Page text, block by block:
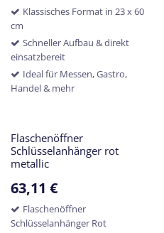
Klassisches Format in 23 x 60
cm
Schneller Aufbau & direkt
einsatzbereit
Ideal für Messen, Gastro,
Handel & mehr
Flaschenöffner
Schlüsselanhänger rot
metallic
63,11 €
Flaschenöffner
Schlüsselanhänger Rot